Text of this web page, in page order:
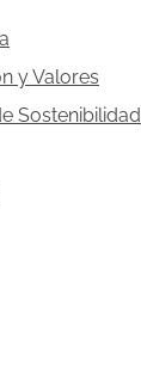
y Valores
Sostenibilidad